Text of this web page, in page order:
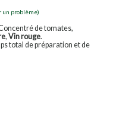
un problème)
de tomates,
, Vin rouge.
total de préparation et de